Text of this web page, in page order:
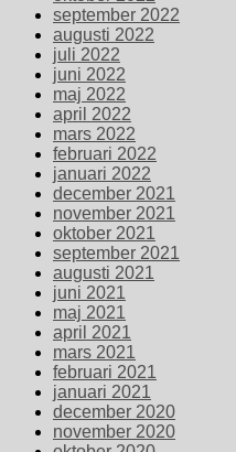
september 2022
augusti 2022
juli 2022
juni 2022
maj 2022
april 2022
mars 2022
februari 2022
januari 2022
december 2021
november 2021
oktober 2021
september 2021
augusti 2021
juni 2021
maj 2021
april 2021
mars 2021
februari 2021
januari 2021
december 2020
november 2020